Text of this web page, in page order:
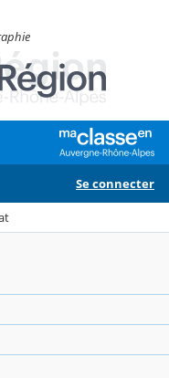
Se connecter